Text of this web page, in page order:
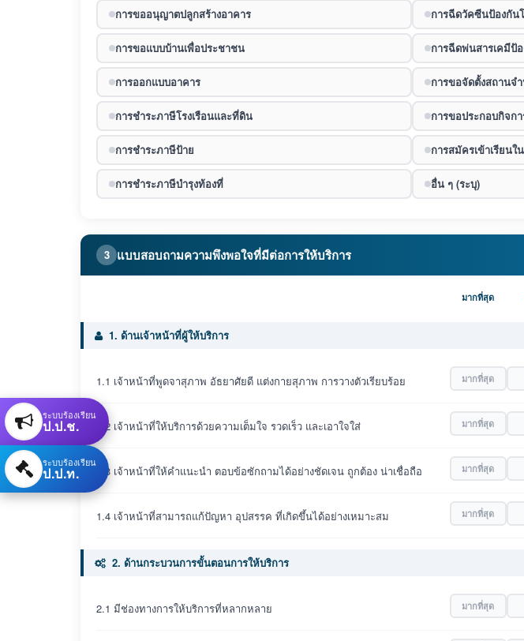
การขออนุญาตปลูกสร้างอาคาร การฉีดวัคซีนป้องกัน
การขอแบบบ้านเพื่อประชาชน การฉีดพ่นสารเคมีป้
การออกแบบอาคาร การขอจัดตั้งสถานจ
การชำระภาษีโรงเรือนและที่ดิน การขอประกอบกิจก
การชำระภาษีป้าย การสมัครเข้าเรียน
การชำระภาษีบำรุงท้องที่ อื่น ๆ (ระบุ)
3 แบบสอบถามความพึงพอใจที่มีต่อการให้บริการ
มากที่สุด
1. ด้านเจ้าหน้าที่ผู้ให้บริการ
1.1 เจ้าหน้าที่พูดจาสุภาพ อัธยาศัยดี แต่งกายสุภาพ การวางตัวเรียบร้อย มากที่สุด
1.2 เจ้าหน้าที่ให้บริการด้วยความเต็มใจ รวดเร็ว และเอาใจใส่ มากที่สุด
1.3 เจ้าหน้าที่ให้คำแนะนำ ตอบข้อซักถามได้อย่างชัดเจน ถูกต้อง น่าเชื่อถือ มากที่สุด
1.4 เจ้าหน้าที่สามารถแก้ปัญหา อุปสรรค ที่เกิดขึ้นได้อย่างเหมาะสม มากที่สุด
2. ด้านกระบวนการขั้นตอนการให้บริการ
2.1 มีช่องทางการให้บริการที่หลากหลาย มากที่สุด
ระบบร้องเรียน
ป.ป.ช.
ระบบร้องเรียน
ป.ป.ท.